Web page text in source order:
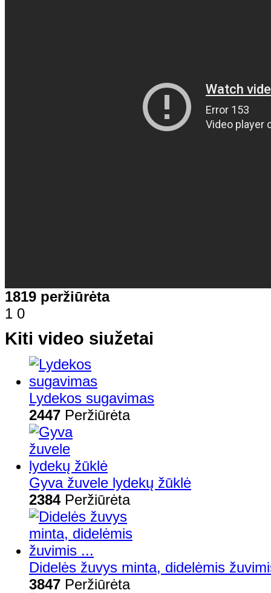
1819 peržiūrėta
1 0
Kiti video siužetai
Lydekos sugavimas
2447 Peržiūrėta
Gyva žuvele lydekų žūklė
2384Peržiūrėta
Didelės žuvys minta, didelėmis
3847 Peržiūrėta